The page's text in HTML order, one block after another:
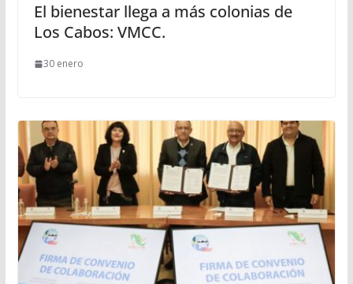
El bienestar llega a más colonias de
Los Cabos: VMCC.
30 enero